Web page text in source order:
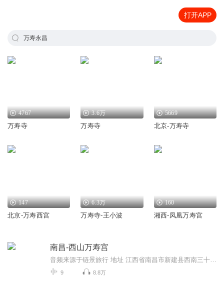
打开APP
万寿永昌
4767
万寿寺
3.6万
万寿寺
5669
北京-万寿寺
147
北京-万寿西宫
6.3万
万寿寺-王小波
160
湘西-凤凰万寿宫
南昌-西山万寿宫
9 8.8万